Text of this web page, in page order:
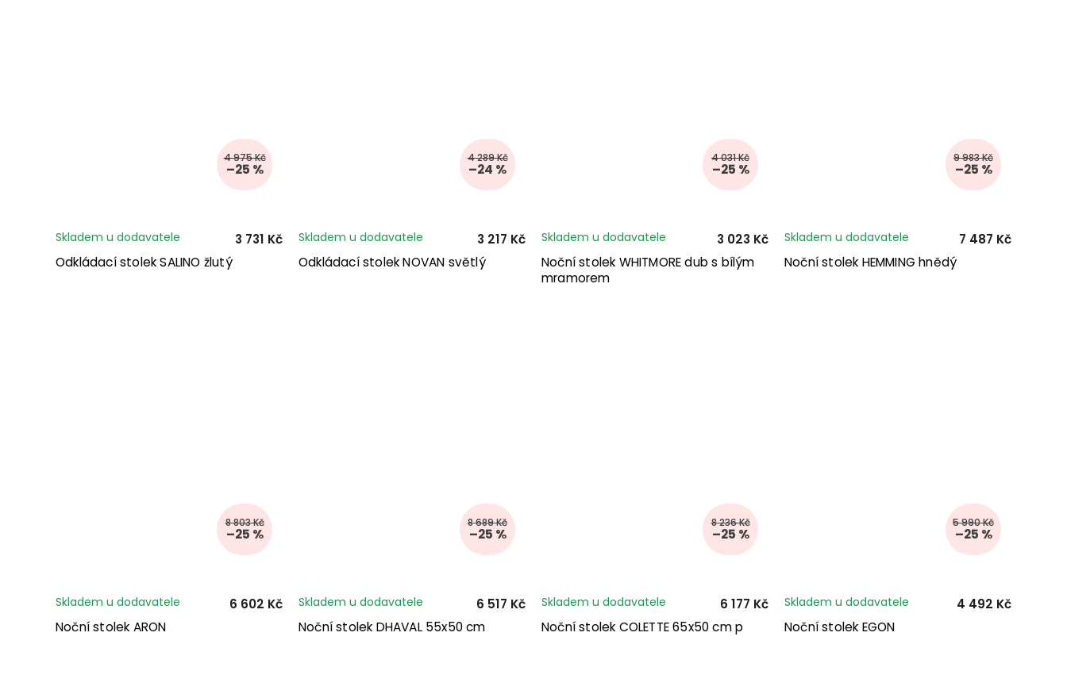
4 975 Kč
–25 %
Odkládací stolek SALINO žlutý
Skladem u dodavatele 3 731 Kč
4 289 Kč
–24 %
Odkládací stolek NOVAN světlý
Skladem u dodavatele 3 217 Kč
4 031 Kč
–25 %
Noční stolek WHITMORE dub s bílým
mramorem
Skladem u dodavatele 3 023 Kč
9 983 Kč
–25 %
Noční stolek HEMMING hnědý
Skladem u dodavatele 7 487 Kč
8 803 Kč
–25 %
Noční stolek ARON
Skladem u dodavatele 6 602 Kč
8 689 Kč
–25 %
Noční stolek DHAVAL 55x50 cm
Skladem u dodavatele 6 517 Kč
8 236 Kč
–25 %
Noční stolek COLETTE 65x50 cm p
Skladem u dodavatele 6 177 Kč
5 990 Kč
–25 %
Noční stolek EGON
Skladem u dodavatele 4 492 Kč